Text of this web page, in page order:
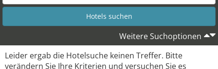
Weitere Suchoptionen
Leider ergab die Hotelsuche keinen Treffer. Bitte
verändern Sie Ihre Kriterien und versuchen Sie es